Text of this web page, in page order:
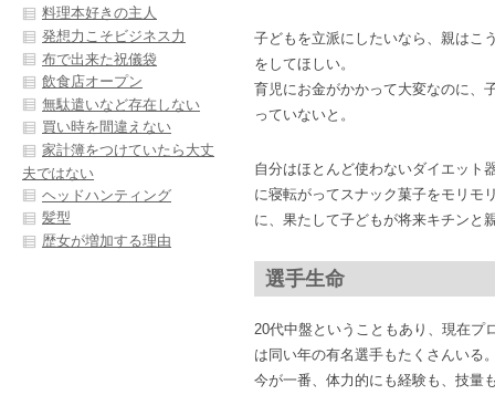
子どもを立派にしたいなら、親はこ
をしてほしい。
育児にお金がかかって大変なのに、
っていないと。
自分はほとんど使わないダイエット
に寝転がってスナック菓子をモリモ
に、果たして子どもが将来キチンと
選手生命
20代中盤ということもあり、現在プ
は同い年の有名選手もたくさんいる
今が一番、体力的にも経験も、技量
料理本好きの主人
発想力こそビジネス力
布で出来た祝儀袋
飲食店オープン
無駄遣いなど存在しない
買い時を間違えない
家計簿をつけていたら大丈
夫ではない
ヘッドハンティング
髪型
歴女が増加する理由